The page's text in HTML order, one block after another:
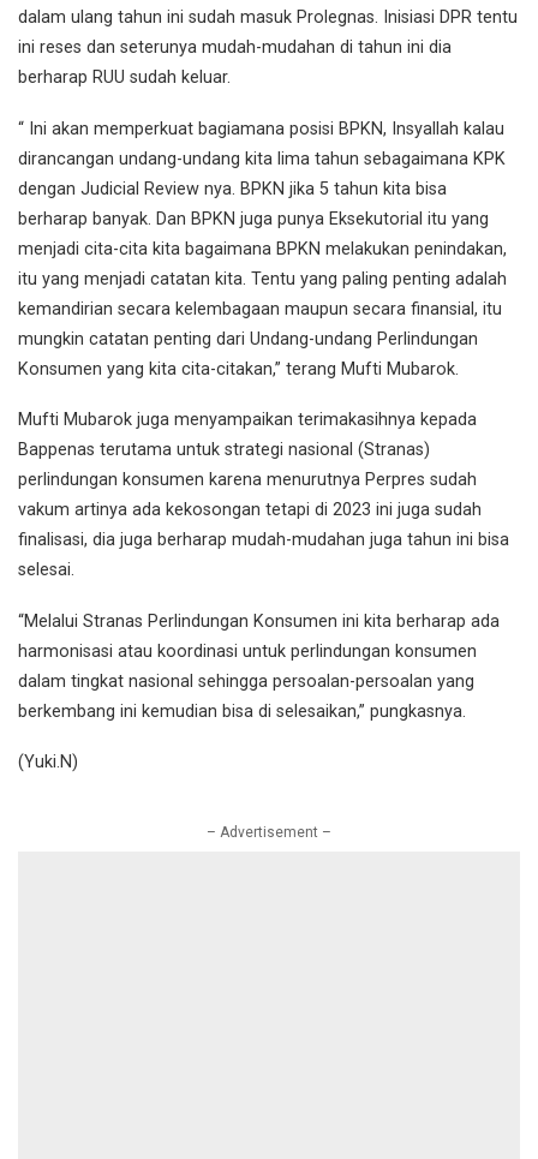
dalam ulang tahun ini sudah masuk Prolegnas. Inisiasi DPR tentu
ini reses dan seterunya mudah-mudahan di tahun ini dia
berharap RUU sudah keluar.
“ Ini akan memperkuat bagiamana posisi BPKN, Insyallah kalau
dirancangan undang-undang kita lima tahun sebagaimana KPK
dengan Judicial Review nya. BPKN jika 5 tahun kita bisa
berharap banyak. Dan BPKN juga punya Eksekutorial itu yang
menjadi cita-cita kita bagaimana BPKN melakukan penindakan,
itu yang menjadi catatan kita. Tentu yang paling penting adalah
kemandirian secara kelembagaan maupun secara finansial, itu
mungkin catatan penting dari Undang-undang Perlindungan
Konsumen yang kita cita-citakan,” terang Mufti Mubarok.
Mufti Mubarok juga menyampaikan terimakasihnya kepada
Bappenas terutama untuk strategi nasional (Stranas)
perlindungan konsumen karena menurutnya Perpres sudah
vakum artinya ada kekosongan tetapi di 2023 ini juga sudah
finalisasi, dia juga berharap mudah-mudahan juga tahun ini bisa
selesai.
“Melalui Stranas Perlindungan Konsumen ini kita berharap ada
harmonisasi atau koordinasi untuk perlindungan konsumen
dalam tingkat nasional sehingga persoalan-persoalan yang
berkembang ini kemudian bisa di selesaikan,” pungkasnya.
(Yuki.N)
– Advertisement –